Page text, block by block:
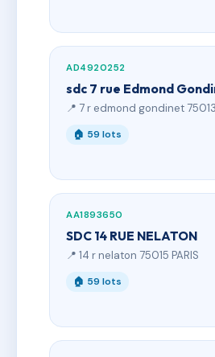
AD4920252
sdc 7 rue Edmond
📍 7 r edmond gondinet
🏠 59 lots
AA1893650
SDC 14 RUE NELATON
📍 14 r nelaton 75015 PARIS
🏠 59 lots